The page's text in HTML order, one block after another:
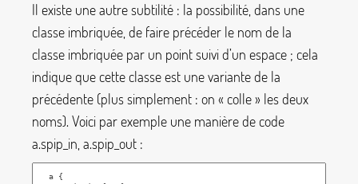
Il existe une autre subtilité : la possibilité, dans une
classe imbriquée, de faire précéder le nom de la
classe imbriquée par un point suivi d’un espace ; cela
indique que cette classe est une variante de la
précédente (plus simplement : on « colle» les deux
noms). Voici par exemple une manière de code
a.spip_in a.spip_out :